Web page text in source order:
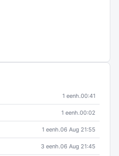
1 eenh.00:41
1 eenh.00:02
1 eenh.06 Aug 21:55
3 eenh.06 Aug 21:45